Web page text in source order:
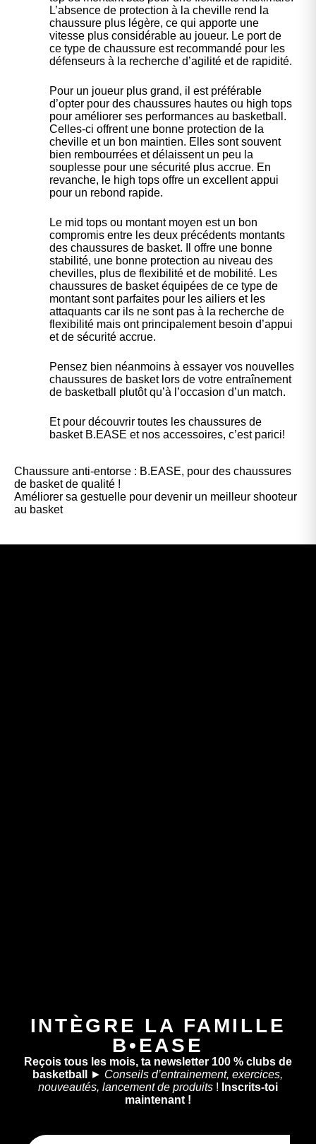
L’absence de protection à la cheville rend la
chaussure plus légère, ce qui apporte une
vitesse plus considérable au joueur. Le port de
ce type de chaussure est recommandé pour les
défenseurs à la recherche d’agilité et de rapidité.
Pour un joueur plus grand, il est préférable
d’opter pour des chaussures hautes ou high tops
pour améliorer ses performances au basketball.
Celles-ci offrent une bonne protection de la
cheville et un bon maintien. Elles sont souvent
bien rembourrées et délaissent un peu la
souplesse pour une sécurité plus accrue. En
revanche, le high tops offre un excellent appui
pour un rebond rapide.
Le mid tops ou montant moyen est un bon
compromis entre les deux précédents montants
des chaussures de basket. Il offre une bonne
stabilité, une bonne protection au niveau des
chevilles, plus de flexibilité et de mobilité. Les
chaussures de basket équipées de ce type de
montant sont parfaites pour les ailiers et les
attaquants car ils ne sont pas à la recherche de
flexibilité mais ont principalement besoin d’appui
et de sécurité accrue.
Pensez bien néanmoins à essayer vos nouvelles
chaussures de basket lors de votre entraînement
de basketball plutôt qu’à l’occasion d’un match.
Et pour découvrir toutes les chaussures de
basket B.EASE et nos accessoires, c’est parici!
Chaussure anti-entorse : B.EASE, pour des chaussures
de basket de qualité !
Améliorer sa gestuelle pour devenir un meilleur shooteur
au basket
INTÈGRE LA FAMILLE
B•EASE
Reçois tous les mois, ta newsletter 100 % clubs de
basketball
► Conseils d’entrainement, exercices,
nouveautés, lancement de produits! Inscrits-toi
maintenant !